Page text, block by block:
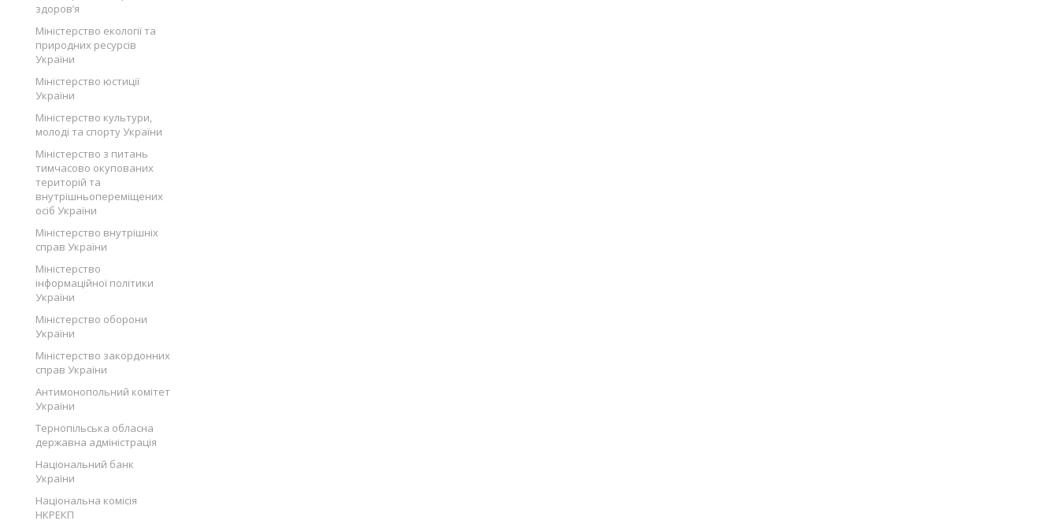
здоров’я
Міністерство екології та
природних ресурсів
України
Міністерство юстиції
України
Міністерство культури,
молоді та спорту України
Міністерство з питань
тимчасово окупованих
територій та
внутрішньопереміщених
осіб України
Міністерство внутрішніх
справ України
Міністерство
інформаційної політики
України
Міністерство оборони
України
Міністерство закордонних
справ України
Антимонопольний комітет
України
Тернопільська обласна
державна адміністрація
Національний банк
України
Національна комісія
НКРЕКП